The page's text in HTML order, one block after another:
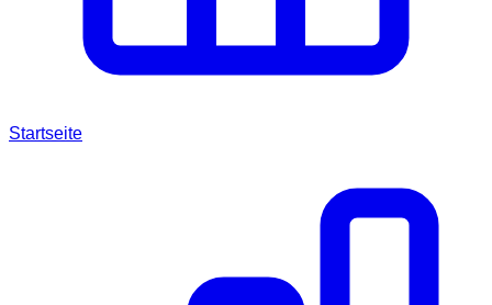
Startseite